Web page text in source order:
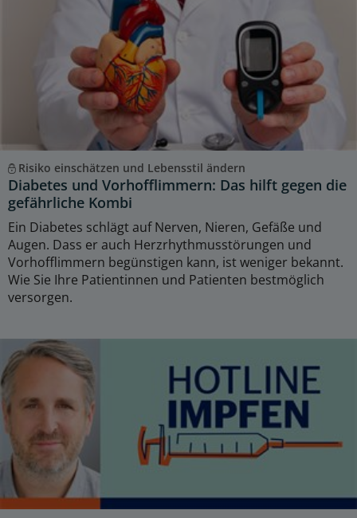
Risiko einschätzen und Lebensstil ändern
Diabetes und Vorhofflimmern: Das hilft gegen die
gefährliche Kombi
Ein Diabetes schlägt auf Nerven, Nieren, Gefäße und
Augen. Dass er auch Herzrhythmusstörungen und
Vorhofflimmern begünstigen kann, ist weniger bekannt.
Wie Sie Ihre Patientinnen und Patienten bestmöglich
versorgen.